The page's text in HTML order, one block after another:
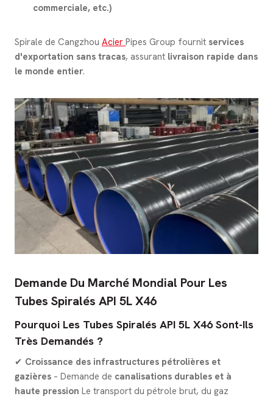
commerciale, etc.)
Spirale de Cangzhou Acier Pipes Group fournit services
d'exportation sans tracas, assurant livraison rapide dans
le monde entier.
Demande Du Marché Mondial Pour Les
Tubes Spiralés API 5L X46
Pourquoi Les Tubes Spiralés API 5L X46 Sont-Ils
Très Demandés ?
✔ Croissance des infrastructures pétrolières et
gazières – Demande de canalisations durables et à
haute pression Le transport du pétrole brut, du gaz